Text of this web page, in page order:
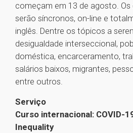
começam em 13 de agosto.
serão síncronos, on-line e
inglês. Dentre os tópicos a
desigualdade interseccional,
doméstica, encarceramento,
salários baixos, migrantes,
entre outros.
Serviço
Curso internacional: COVID-
Inequality